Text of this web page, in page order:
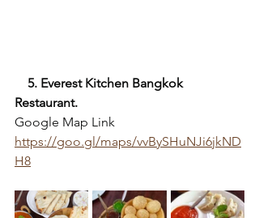
5. Everest Kitchen Bangkok
Restaurant.
Google Map Link
https://goo.gl/maps/vvBySHuNJi6jkND
H8